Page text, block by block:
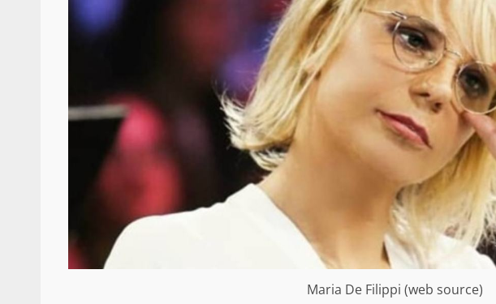
Maria De Filippi (web source)